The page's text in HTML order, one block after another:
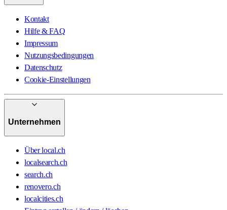
Kontakt
Hilfe & FAQ
Impressum
Nutzungsbedingungen
Datenschutz
Cookie-Einstellungen
Unternehmen
Über local.ch
localsearch.ch
search.ch
renovero.ch
localcities.ch